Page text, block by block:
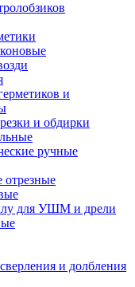
и
и обдирки
ручные
отрезные
для УШМ и дрели
и долбления